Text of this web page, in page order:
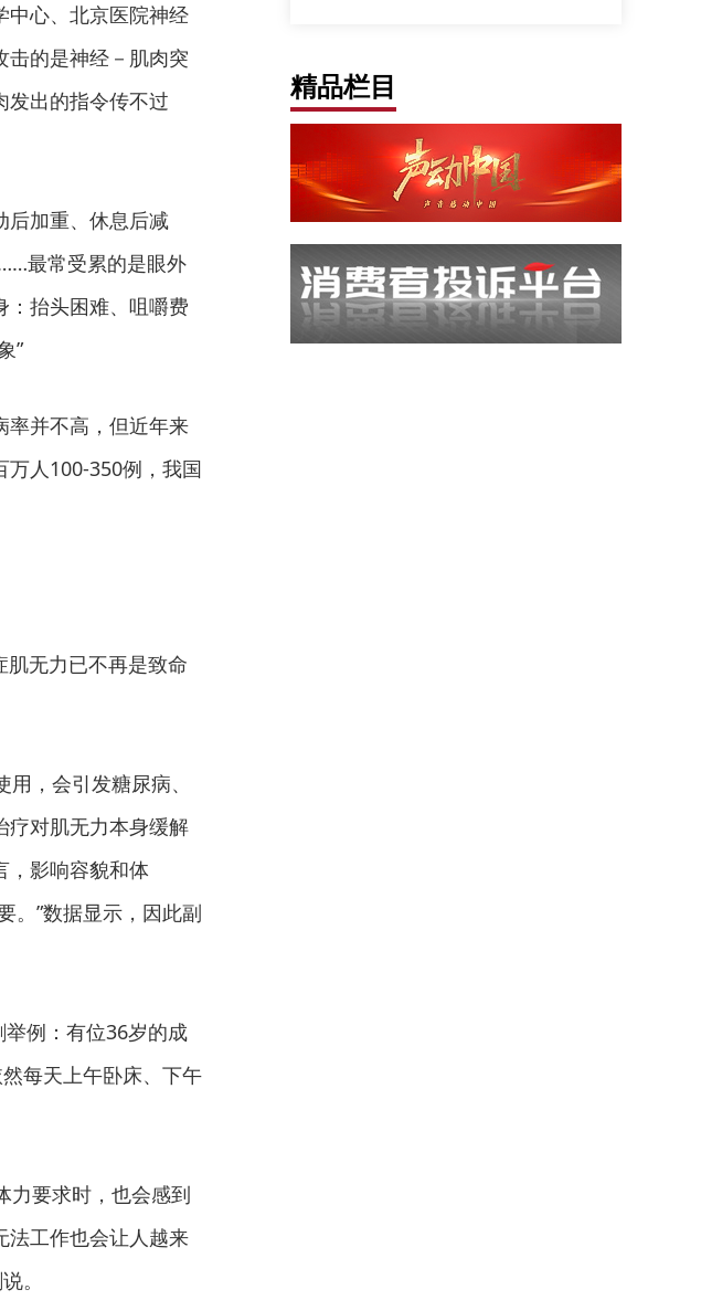
中心、北京医院神经
击的是神经－肌肉突
发出的指令传不过
加重、休息后减
最常受累的是眼外
：抬头困难、咀嚼费
”
率并不高，但近年来
万人100-350例，我国
无力已不再是致命
，会引发糖尿病、
疗对肌无力本身缓解
影响容貌和体
。”数据显示，因此副
例：有位36岁的成
每天上午卧床、下午
力要求时，也会感到
法工作也会让人越来
。
精品栏目